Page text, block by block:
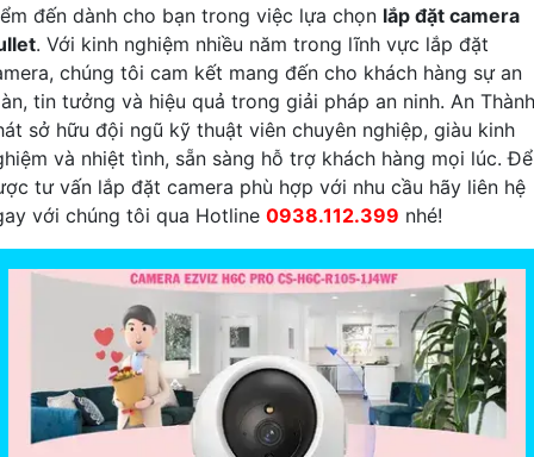
đến dành cho bạn trong việc lựa chọn lắp đặt camera
. Với kinh nghiệm nhiều năm trong lĩnh vực lắp đặt
chúng tôi cam kết mang đến cho khách hàng sự an
tin tưởng và hiệu quả trong giải pháp an ninh. An Thành
sở hữu đội ngũ kỹ thuật viên chuyên nghiệp, giàu kinh
và nhiệt tình, sẵn sàng hỗ trợ khách hàng mọi lúc. Để
tư vấn lắp đặt camera phù hợp với nhu cầu hãy liên hệ
với chúng tôi qua Hotline 0938.112.399 nhé!